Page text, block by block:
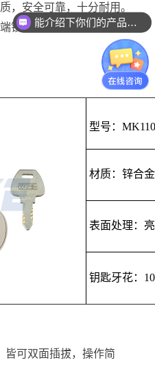
，安全可靠，十分耐用。
锁，储物柜锁，保险柜
型号：
材质：锌合
表面处理：
钥匙牙花：
皆可双面插拔，操作简
能介绍下你们的产品么？